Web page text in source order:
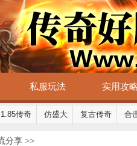
私服玩法 实用攻
1.85传奇 仿盛大 复古传奇 合
分享 >>